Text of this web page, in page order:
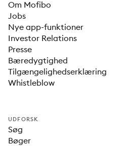
Om Mofibo
Jobs
Nye app-funktioner
Investor Relations
Presse
Bæredygtighed
Tilgængelighedserklæring
Whistleblow
UDFORSK
Søg
Bøger